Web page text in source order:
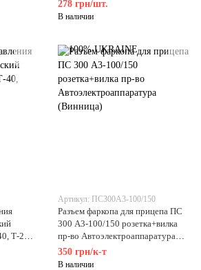
278 грн/шт.
В наличии
Т-25,
Артикул: ПС300А3-100/150
Разъем фаркопа для прицепа ПС
300 А3-100/150 розетка+вилка
пр-во Автоэлектроаппаратура
(Винница)
350 грн/к-т
В наличии